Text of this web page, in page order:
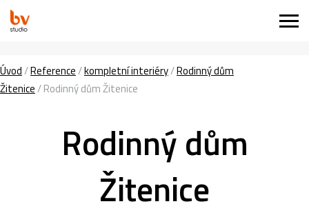
Úvod/Reference/kompletní interiéry/Rodinný dům
Žitenice/Rodinný dům Žitenice
Rodinný dům
Žitenice